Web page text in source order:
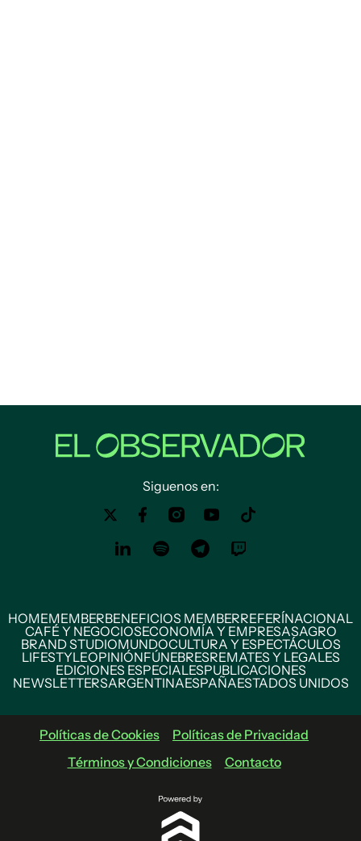
Siguenos en:
HOMEMEMBERBENEFICIOS MEMBERREFERÍNACIONAL
CAFÉ Y NEGOCIOSECONOMÍA Y EMPRESASAGRO
BRAND STUDIOMUNDOCULTURA Y ESPECTÁCULOS
LIFESTYLEOPINIÓNFÚNEBRESREMATES Y LEGALES
EDICIONES ESPECIALESPUBLICACIONES
NEWSLETTERSARGENTINAESPAÑAESTADOS UNIDOS
Políticas de Cookies
Políticas de Privacidad
Términos y Condiciones
Contacto